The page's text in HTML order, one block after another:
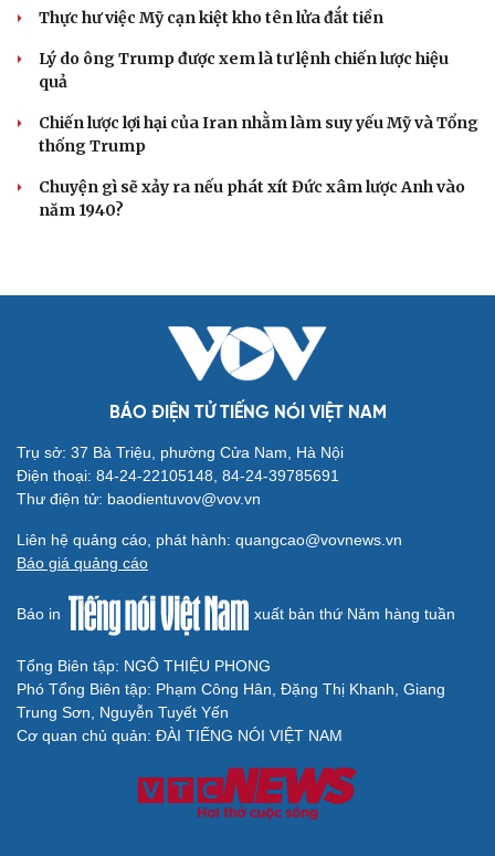
Thỏa thuận Hormuz sắp hoàn tất, Iran giục Mỹ
hành động
Rủi ro lớn của Iran khi cố dồn Mỹ vào góc tường
Tướng Lê Văn Cương: Iran tổn thất lớn về vật chất, Mỹ
thiệt hại nặng về uy tín
CUỘC SỐNG ĐÓ ĐÂY
người không có hộ khẩu
Tòa án Israel cấm sử dụng cá sấu để canh giữ nhà tù